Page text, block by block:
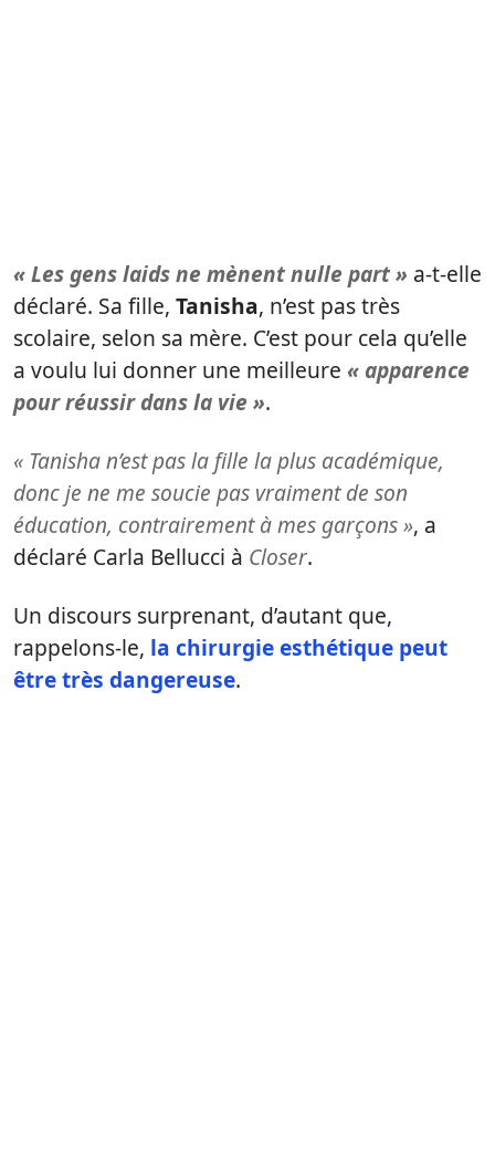
« Les gens laids ne mènent nulle part » a-t-elle
déclaré. Sa fille, Tanisha, n’est pas très
scolaire, selon sa mère. C’est pour cela qu’elle
a voulu lui donner une meilleure « apparence
pour réussir dans la vie ».
« Tanisha n’est pas la fille la plus académique,
donc je ne me soucie pas vraiment de son
éducation, contrairement à mes garçons », a
déclaré Carla Bellucci à Closer.
Un discours surprenant, d’autant que,
rappelons-le, la chirurgie esthétique peut
être très dangereuse.